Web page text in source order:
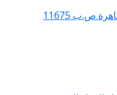
ص.ب 11675